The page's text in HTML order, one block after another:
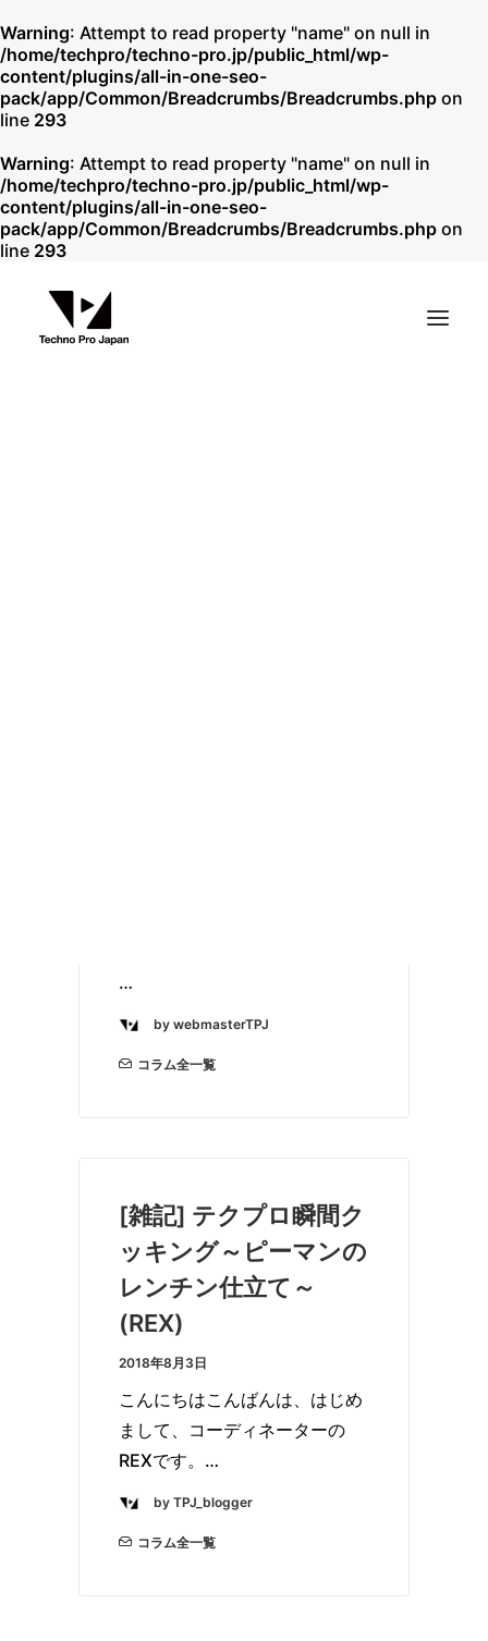
Warning: Attempt to read property "name" on null in
/home/techpro/techno-pro.jp/public_html/wp-
content/plugins/all-in-one-seo-
pack/app/Common/Breadcrumbs/Breadcrumbs.php on
line 293
Warning: Attempt to read property "name" on null in
/home/techpro/techno-pro.jp/public_html/wp-
content/plugins/all-in-one-seo-
pack/app/Common/Breadcrumbs/Breadcrumbs.php on
line 293
…
by webmasterTPJ
コラム全一覧
[雑記] テクプロ瞬間ク
ッキング～ピーマンの
レンチン仕立て～
(REX)
2018年8月3日
こんにちはこんばんは、はじめ
まして、コーディネーターの
REXです。…
by TPJ_blogger
コラム全一覧